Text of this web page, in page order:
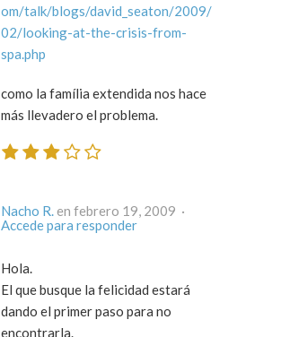
om/talk/blogs/david_seaton/2009/
02/looking-at-the-crisis-from-
spa.php
como la família extendida nos hace
más llevadero el problema.
Nacho R.
en febrero 19, 2009 ·
Accede para responder
Hola.
El que busque la felicidad estará
dando el primer paso para no
encontrarla.